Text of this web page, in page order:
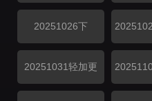
20251026下
20251031轻加更